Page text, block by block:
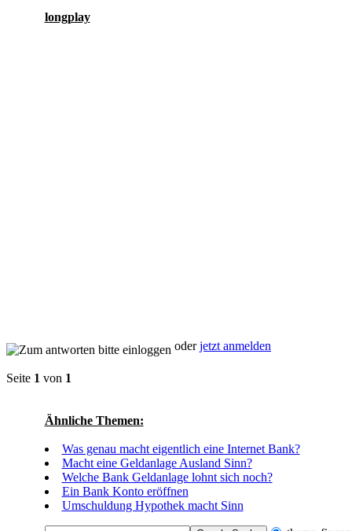
longplay
oderjetzt anmelden
Seite 1 von 1
Ähnliche Themen:
Was genau macht eigentlich eine Internet Bank?
Macht eine Geldanlage Ausland Sinn?
Welche Bank Geldanlage lohnt sich noch?
Ein Bank Konto eröffnen
Umschuldung Hypothek macht Sinn